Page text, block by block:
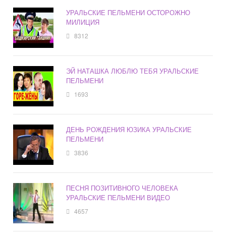
УРАЛЬСКИЕ ПЕЛЬМЕНИ ОСТОРОЖНО
МИЛИЦИЯ
8312
ЭЙ НАТАШКА ЛЮБЛЮ ТЕБЯ УРАЛЬСКИЕ
ПЕЛЬМЕНИ
1693
ДЕНЬ РОЖДЕНИЯ ЮЗИКА УРАЛЬСКИЕ
ПЕЛЬМЕНИ
3836
ПЕСНЯ ПОЗИТИВНОГО ЧЕЛОВЕКА
УРАЛЬСКИЕ ПЕЛЬМЕНИ ВИДЕО
4657